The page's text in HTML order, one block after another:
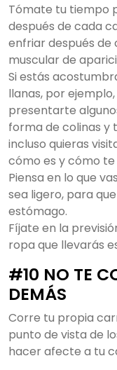
Tómate tu tiempo
después de cada
enfriar después
muscular de
Si estás
llanas, por
presentarte
forma de colinas y
incluso quieras
cómo es y cómo te
Piensa en lo que
sea ligero, para
estómago.
Fíjate en la
ropa que llevarás
#10 NO TE
DEMÁS
Corre tu propia
punto de vista de
hacer afecte a tu